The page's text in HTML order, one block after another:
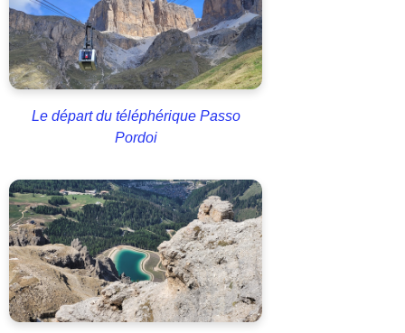
Le départ du téléphérique Passo
Pordoi